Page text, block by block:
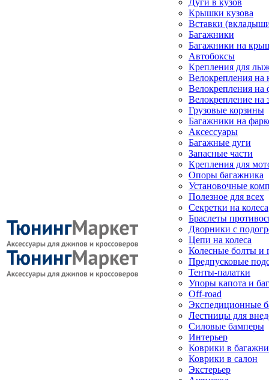
Дуги в кузов
Крышки кузова
Вставки
Багажники
Багажники на
Автобоксы
Крепления для
Велокрепления
Велокрепления на
Велокрепление на
Грузовые корзины
Багажники на
Аксессуары
Багажные дуги
Запасные части
Крепления для
Опоры багажника
Установочные
Полезное для всех
Секретки на колеса
Браслеты
Дворники с
Цепи на колеса
Колесные болты и
Предпусковые
Тенты-палатки
Упоры капота и
Off-road
Экспедиционные
Лестницы для
Силовые бамперы
Интерьер
Коврики в
Коврики в салон
Экстерьер